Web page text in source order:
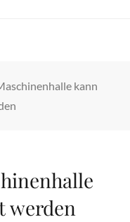
kann
werden